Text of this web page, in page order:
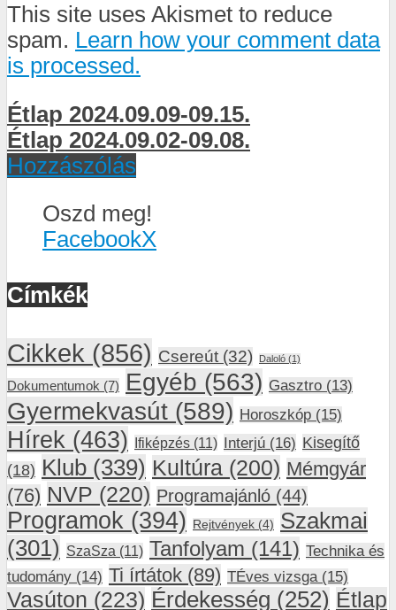
This site uses Akismet to reduce
spam. Learn how your comment data
is processed.
Étlap 2024.09.09-09.15.
Étlap 2024.09.02-09.08.
Hozzászólás
Oszd meg!
FacebookX
Címkék
Cikkek (856) Csereút (32) Daloló (1)
Dokumentumok (7) Egyéb (563) Gasztro (13)
Gyermekvasút (589) Horoszkóp (15)
Hírek (463) Ifiképzés (11) Interjú (16) Kisegítő
(18) Klub (339) Kultúra (200) Mémgyár
(76) NVP (220) Programajánló (44)
Programok (394) Rejtvények (4) Szakmai
(301) SzaSza (11) Tanfolyam (141) Technika és
tudomány (14) Ti írtátok (89) TÉves vizsga(15)
Vasúton (223) Érdekesség (252) Étlap